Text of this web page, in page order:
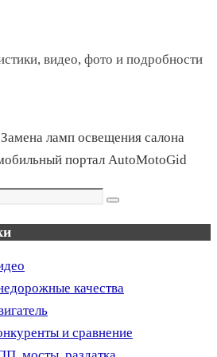
видео, фото и подробности
Замена ламп освещения салона
портал AutoMotoGid
Поиск
качества
и сравнение